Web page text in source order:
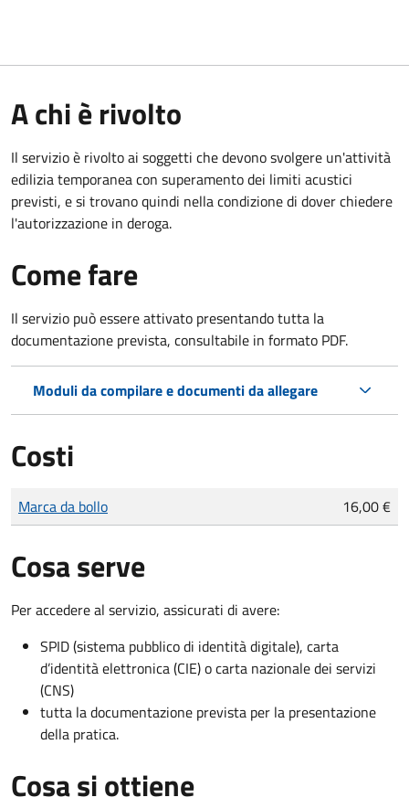
A chi è rivolto
Il servizio è rivolto ai soggetti che devono svolgere un'attività
edilizia temporanea con superamento dei limiti acustici
previsti, e si trovano quindi nella condizione di dover chiedere
l'autorizzazione in deroga.
Come fare
Il servizio può essere attivato presentando tutta la
documentazione prevista, consultabile in formato PDF.
Moduli da compilare e documenti da allegare
Costi
Tipo di pagamento
Importo
Marca da bollo 16,00 €
Cosa serve
Per accedere al servizio, assicurati di avere:
SPID (sistema pubblico di identità digitale), carta
d’identità elettronica (CIE) o carta nazionale dei servizi
(CNS)
tutta la documentazione prevista per la presentazione
della pratica.
Cosa si ottiene